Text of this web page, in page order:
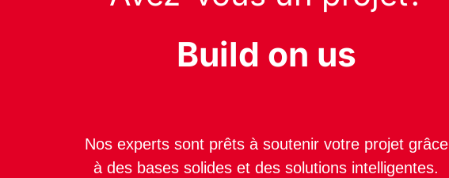
Build on us
Nos experts sont prêts à soutenir votre projet grâce
à des bases solides et des solutions intelligentes.